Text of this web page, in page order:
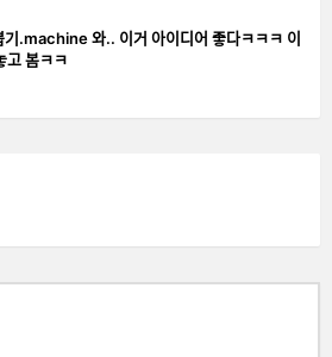
뽑기.machine 와.. 이거 아이디어 좋다ㅋㅋㅋ 이
봄ㅋㅋ